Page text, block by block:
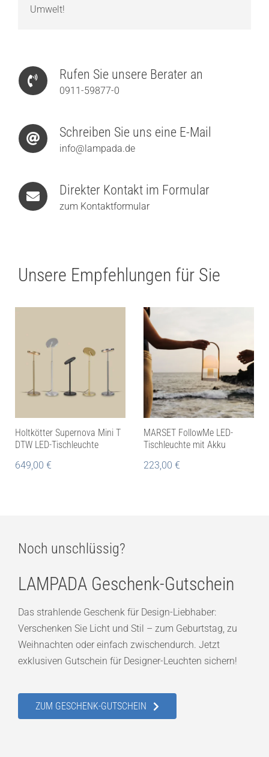
Umwelt!
Rufen Sie unsere Berater an
0911-59877-0
Schreiben Sie uns eine E-Mail
info@lampada.de
Direkter Kontakt im Formular
zum Kontaktformular
Unsere Empfehlungen für Sie
Holtkötter Supernova Mini T
DTW LED-Tischleuchte
649,00 €
MARSET FollowMe LED-
Tischleuchte mit Akku
223,00 €
Noch unschlüssig?
LAMPADA Geschenk-Gutschein
Das strahlende Geschenk für Design-Liebhaber:
Verschenken Sie Licht und Stil – zum Geburtstag, zu
Weihnachten oder einfach zwischendurch. Jetzt
exklusiven Gutschein für Designer-Leuchten sichern!
ZUM GESCHENK-GUTSCHEIN